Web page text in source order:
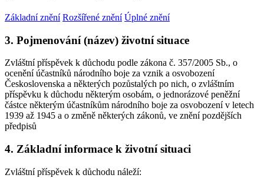
Základní znění Rozšířené znění Úplné znění
3. Pojmenování (název) životní situace
Zvláštní příspěvek k důchodu podle zákona č. 357/2005 Sb., o
ocenění účastníků národního boje za vznik a osvobození
Československa a některých pozůstalých po nich, o zvláštním
příspěvku k důchodu některým osobám, o jednorázové peněžní
částce některým účastníkům národního boje za osvobození v letech
1939 až 1945 a o změně některých zákonů, ve znění pozdějších
předpisů
4. Základní informace k životní situaci
Zvláštní příspěvek k důchodu náleží: